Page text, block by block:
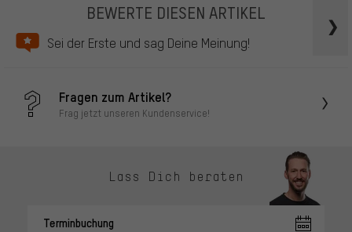
BEWERTE DIESEN ARTIKEL
Sei der Erste und sag Deine Meinung!
Fragen zum Artikel?
Frag jetzt unseren Kundenservice!
Lass Dich beraten
Terminbuchung